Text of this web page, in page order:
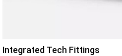
Integrated Tech Fittings